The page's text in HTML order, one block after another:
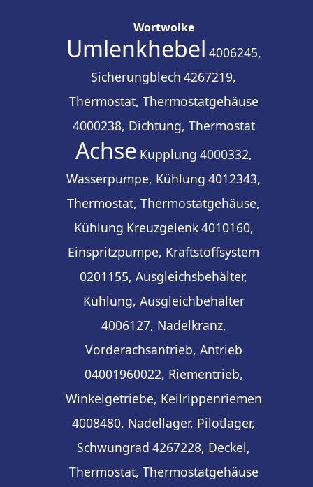
Wortwolke
Umlenkhebel 4006245,
Sicherungblech 4267219,
Thermostat, Thermostatgehäuse
4000238, Dichtung, Thermostat
Achse Kupplung 4000332,
Wasserpumpe, Kühlung 4012343,
Thermostat, Thermostatgehäuse,
Kühlung Kreuzgelenk4010160,
Einspritzpumpe, Kraftstoffsystem
0201155, Ausgleichsbehälter,
Kühlung, Ausgleichbehälter
4006127, Nadelkranz,
Vorderachsantrieb, Antrieb
04001960022, Riementrieb,
Winkelgetriebe, Keilrippenriemen
4008480, Nadellager, Pilotlager,
Schwungrad 4267228, Deckel,
Thermostat, Thermostatgehäuse